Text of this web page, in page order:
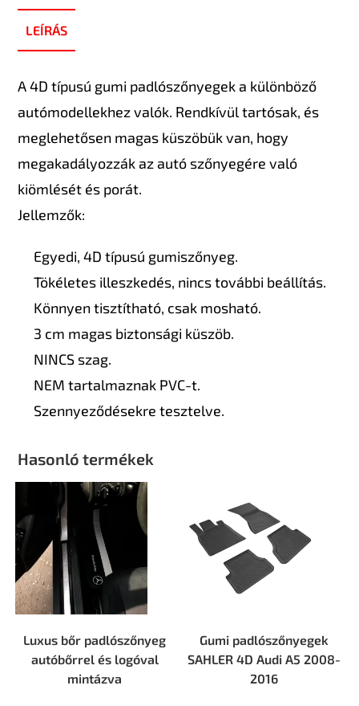
LEÍRÁS
A 4D típusú gumi padlószőnyegek a különböző
autómodellekhez valók. Rendkívül tartósak, és
meglehetősen magas küszöbük van, hogy
megakadályozzák az autó szőnyegére való
kiömlését és porát.
Jellemzők:
Egyedi, 4D típusú gumiszőnyeg.
Tökéletes illeszkedés, nincs további beállítás.
Könnyen tisztítható, csak mosható.
3 cm magas biztonsági küszöb.
NINCS szag.
NEM tartalmaznak PVC-t.
Szennyeződésekre tesztelve.
Hasonló termékek
Luxus bőr padlószőnyeg
autóbőrrel és logóval
mintázva
Gumi padlószőnyegek
SAHLER 4D Audi А5 2008-
2016